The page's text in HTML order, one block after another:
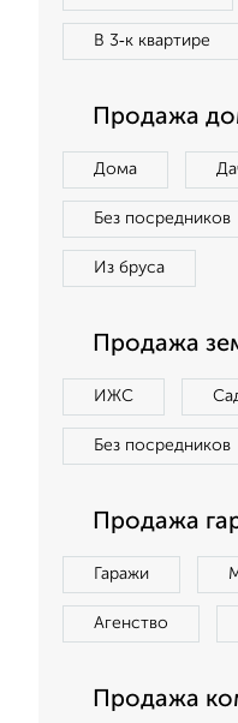
В 3‑к квартире
Продажа
Дома
Без посредников
Из бруса
Продажа
ИЖС
Без посредников
Продажа
Гаражи
Агенство
Продажа